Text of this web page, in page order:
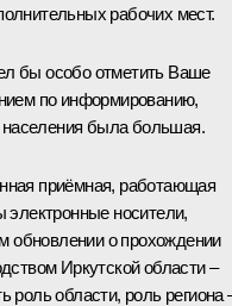
рабочих мест.
бы особо отметить Ваше
по информированию,
населения была большая.
приёмная, работающая
электронные носители,
о прохождении
Иркутской области –
роль области, роль региона